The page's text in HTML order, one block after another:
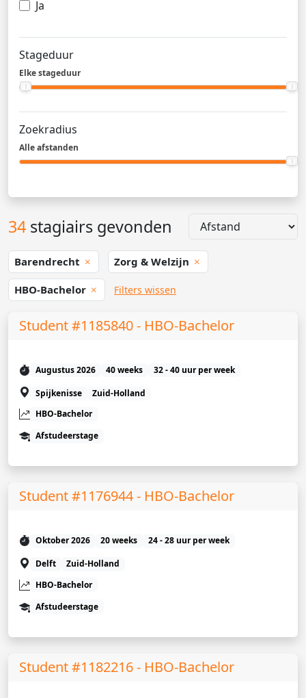
Ja
Stageduur
Elke stageduur
Zoekradius
Alle afstanden
34 stagiairs gevonden
Barendrecht Zorg & Welzijn
HBO-Bachelor Filters wissen
Student #1185840 - HBO-Bachelor
Augustus 2026 40 weeks
32 - 40 uur per week
Spijkenisse
Zuid-Holland
HBO-Bachelor
Afstudeerstage
Student #1176944 - HBO-Bachelor
Oktober 2026 20 weeks
24 - 28 uur per week
Delft
Zuid-Holland
HBO-Bachelor
Afstudeerstage
Student #1182216 - HBO-Bachelor